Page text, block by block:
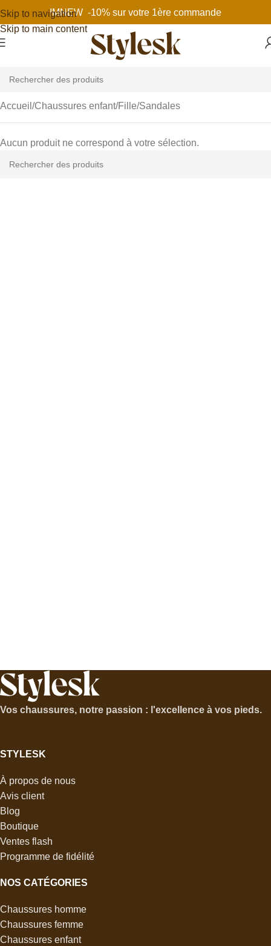
Skip to navigation
Skip to main content
IMNEW -10% sur votre 1ère commande
Accueil Chaussures enfant Fille Sandales
Aucun produit ne correspond à votre sélection.
Vos chaussures, notre passion : l'excellence à vos pieds.
STYLESK
À propos de nous
Avis client
Blog
Boutique
Ventes flash
Programme de fidélité
NOS CATÉGORIES
Chaussures homme
Chaussures femme
Chaussures enfant